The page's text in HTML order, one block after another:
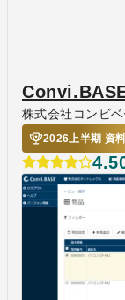
株式会社コンビベ
2026上半期 資